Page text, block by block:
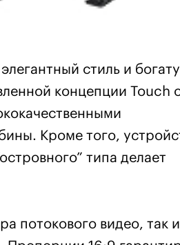
стиль и
концепции Touch
Кроме того,
типа делает
потокового видео, так